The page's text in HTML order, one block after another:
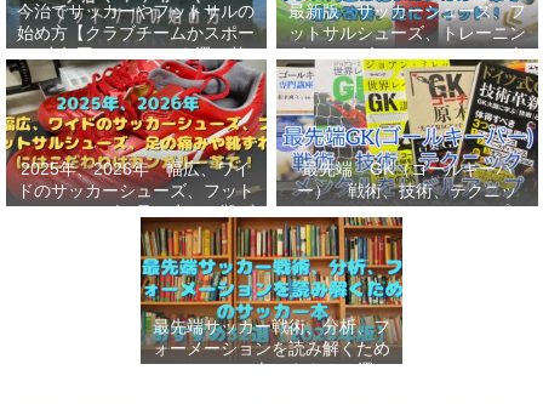
今治でサッカーやフットサルの
始め方【クラブチームかスポー
ツ少年団かスクールを選ぶ基
準】小学生、幼児（年長・年
中）、サッカー
最新版 サッカーシューズ、フ
ットサルシューズ、トレーニン
グシューズのパフォーマンス向
上は軽いカンガルー革で！痛み
改善、足にフィット！
2025年、2026年 幅広、ワイ
ドのサッカーシューズ、フット
サルシューズ、足の痛みや靴ず
れにはこだわりはカンガルー革
で！
最先端 GK（ゴールキーパ
ー） 戦術、技術、テクニッ
ク、メンタルをレベルアップし
世界基準へ 練習メニューなど
選手、指導者おすすめ本 11
選
最先端サッカー戦術、分析、フ
ォーメーションを読み解くため
のサッカー本おすすめ32選